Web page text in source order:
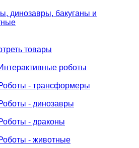
динозавры, бакуганы и
товары
роботы
- трансформеры
- динозавры
- драконы
- животные